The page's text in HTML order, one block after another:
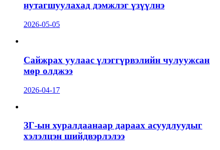
нутагшуулахад дэмжлэг үзүүлнэ
2026-05-05
Сайжрах уулаас үлэггүрвэлийн чулуужсан
мөр олджээ
2026-04-17
ЗГ-ын хуралдаанаар дараах асуудлуудыг
хэлэлцэн шийдвэрлэлээ